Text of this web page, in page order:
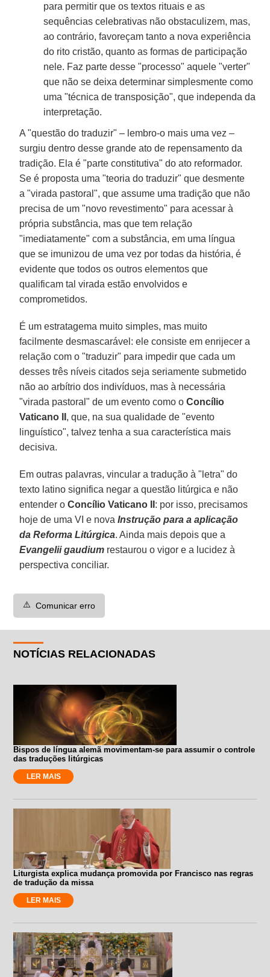
para permitir que os textos rituais e as
sequências celebrativas não obstaculizem, mas,
ao contrário, favoreçam tanto a nova experiência
do rito cristão, quanto as formas de participação
nele. Faz parte desse "processo" aquele "verter"
que não se deixa determinar simplesmente como
uma "técnica de transposição", que independa da
interpretação.
A "questão do traduzir" – lembro-o mais uma vez –
surgiu dentro desse grande ato de repensamento da
tradição. Ela é "parte constitutiva" do ato reformador.
Se é proposta uma "teoria do traduzir" que desmente
a "virada pastoral", que assume uma tradição que não
precisa de um "novo revestimento" para acessar à
própria substância, mas que tem relação
"imediatamente" com a substância, em uma língua
que se imunizou de uma vez por todas da história, é
evidente que todos os outros elementos que
qualificam tal virada estão envolvidos e
comprometidos.
É um estratagema muito simples, mas muito
facilmente desmascarável: ele consiste em enrijecer a
relação com o "traduzir" para impedir que cada um
desses três níveis citados seja seriamente submetido
não ao arbítrio dos indivíduos, mas à necessária
"virada pastoral" de um evento como oConcílio
Vaticano II , que, na sua qualidade de "evento
linguístico", talvez tenha a sua característica mais
decisiva.
Em outras palavras, vincular a tradução à "letra" do
texto latino significa negar a questão litúrgica e não
entender oConcílio Vaticano II : por isso, precisamos
hoje de uma VI e novaInstrução para a aplicação
da Reforma Litúrgica. Ainda mais depois que a
Evangelii gaudium restaurou o vigor e a lucidez à
perspectiva conciliar.
⚠️ Comunicar erro
NOTÍCIAS RELACIONADAS
Bispos de língua alemã movimentam-se para assumir o controle
das traduções litúrgicas
LER MAIS
Liturgista explica mudança promovida por Francisco nas regras
de tradução da missa
LER MAIS